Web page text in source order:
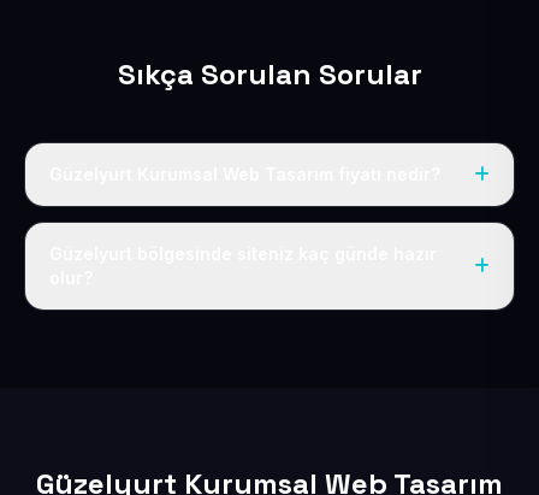
Sıkça Sorulan Sorular
Tek fiyat uygulanır: yıllık 50 USD + KDV. Bu bedele alan
Güzelyurt Kurumsal Web Tasarım